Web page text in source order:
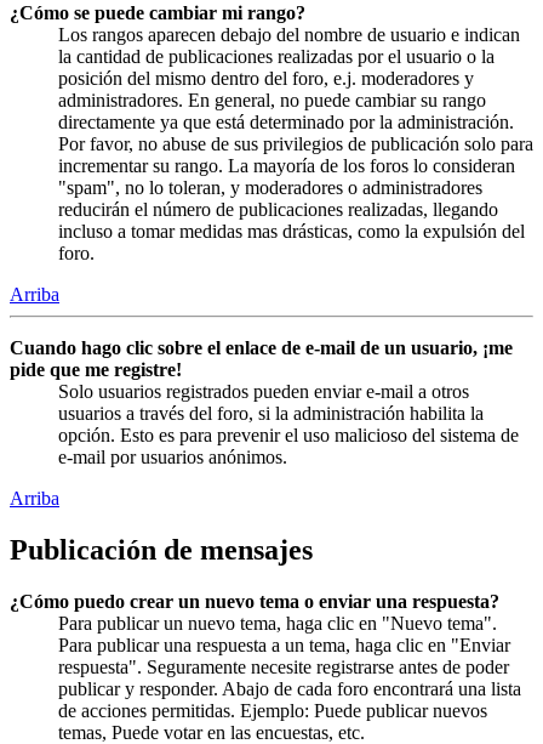
¿Cómo se puede cambiar mi rango?
Los rangos aparecen debajo del nombre de usuario e indican
la cantidad de publicaciones realizadas por el usuario o la
posición del mismo dentro del foro, e.j. moderadores y
administradores. En general, no puede cambiar su rango
directamente ya que está determinado por la administración.
Por favor, no abuse de sus privilegios de publicación solo para
incrementar su rango. La mayoría de los foros lo consideran
"spam", no lo toleran, y moderadores o administradores
reducirán el número de publicaciones realizadas, llegando
incluso a tomar medidas mas drásticas, como la expulsión del
foro.
Arriba
Cuando hago clic sobre el enlace de e-mail de un usuario, ¡me
pide que me registre!
Solo usuarios registrados pueden enviar e-mail a otros
usuarios a través del foro, si la administración habilita la
opción. Esto es para prevenir el uso malicioso del sistema de
e-mail por usuarios anónimos.
Arriba
Publicación de mensajes
¿Cómo puedo crear un nuevo tema o enviar una respuesta?
Para publicar un nuevo tema, haga clic en "Nuevo tema".
Para publicar una respuesta a un tema, haga clic en "Enviar
respuesta". Seguramente necesite registrarse antes de poder
publicar y responder. Abajo de cada foro encontrará una lista
de acciones permitidas. Ejemplo: Puede publicar nuevos
temas, Puede votar en las encuestas, etc.